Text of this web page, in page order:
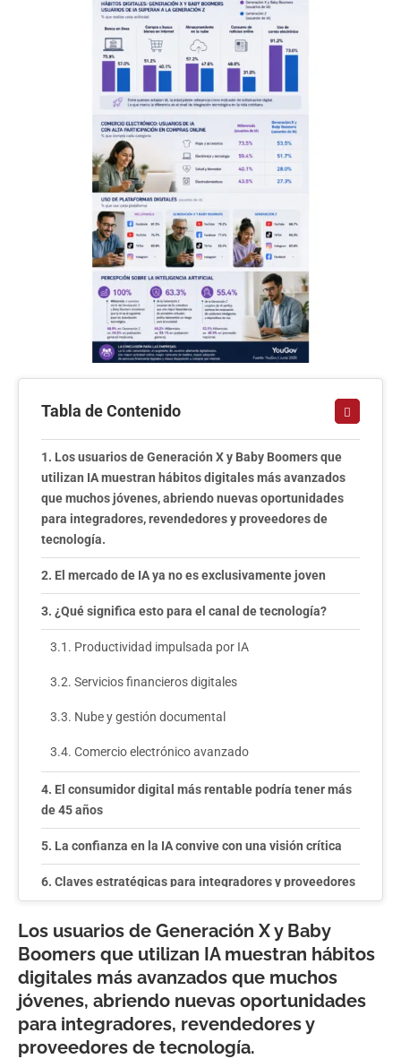
Tabla de Contenido
Los usuarios de Generación X y Baby Boomers que
utilizan IA muestran hábitos digitales más avanzados
que muchos jóvenes, abriendo nuevas oportunidades
para integradores, revendedores y proveedores de
tecnología.
El mercado de IA ya no es exclusivamente joven
¿Qué significa esto para el canal de tecnología?
Productividad impulsada por IA
Servicios financieros digitales
Nube y gestión documental
Comercio electrónico avanzado
El consumidor digital más rentable podría tener más
de 45 años
La confianza en la IA convive con una visión crítica
Claves estratégicas para integradores y proveedores
de tecnología
1. Replantear la segmentación de clientes
2. Diseñar ofertas para usuarios digitalmente
3. Priorizar la generación de valor
Los usuarios de Generación X y Baby
Boomers que utilizan IA muestran hábitos
digitales más avanzados que muchos
jóvenes, abriendo nuevas oportunidades
para integradores, revendedores y
proveedores de tecnología.